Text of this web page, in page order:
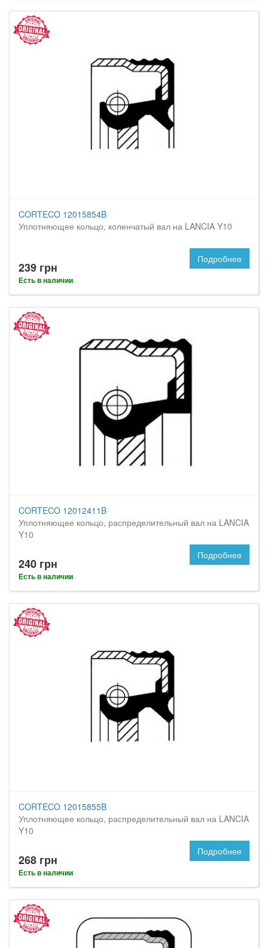
CORTECO 12015854B
Уплотняющее кольцо, коленчатый вал на LANCIA Y10
239 грн
Есть в наличии
Подробнее
CORTECO 12012411B
Уплотняющее кольцо, распределительный вал на LANCIA
Y10
240 грн
Есть в наличии
Подробнее
CORTECO 12015855B
Уплотняющее кольцо, распределительный вал на LANCIA
Y10
268 грн
Есть в наличии
Подробнее